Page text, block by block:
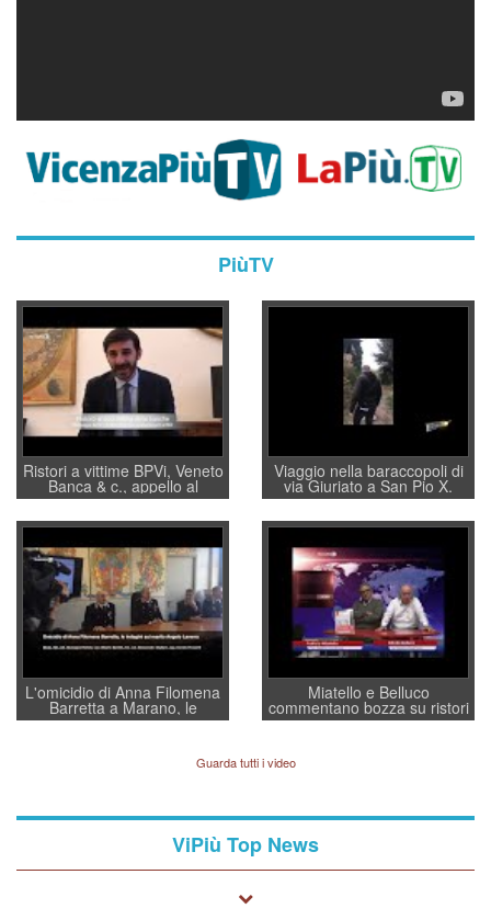
PiùTV
Ristori a vittime BPVi, Veneto
Banca & c., appello al
sottosegretario Alessio
Villarosa: per mettere ordine
convochi con Di Maio CNCU
a supporto della cabina di
regia al Mef
Viaggio nella baraccopoli di
via Giuriato a San Pio X.
Vicenza ai Vicentini: “faremo
un regalo di Natale ai
residenti”
L'omicidio di Anna Filomena
Barretta a Marano, le
indagini dei carabinieri di
quelle di... Barbara D'Urso
Miatello e Belluco
commentano bozza su ristori
BPVi e Veneto Banca
Guarda tutti i video
ViPiù Top News